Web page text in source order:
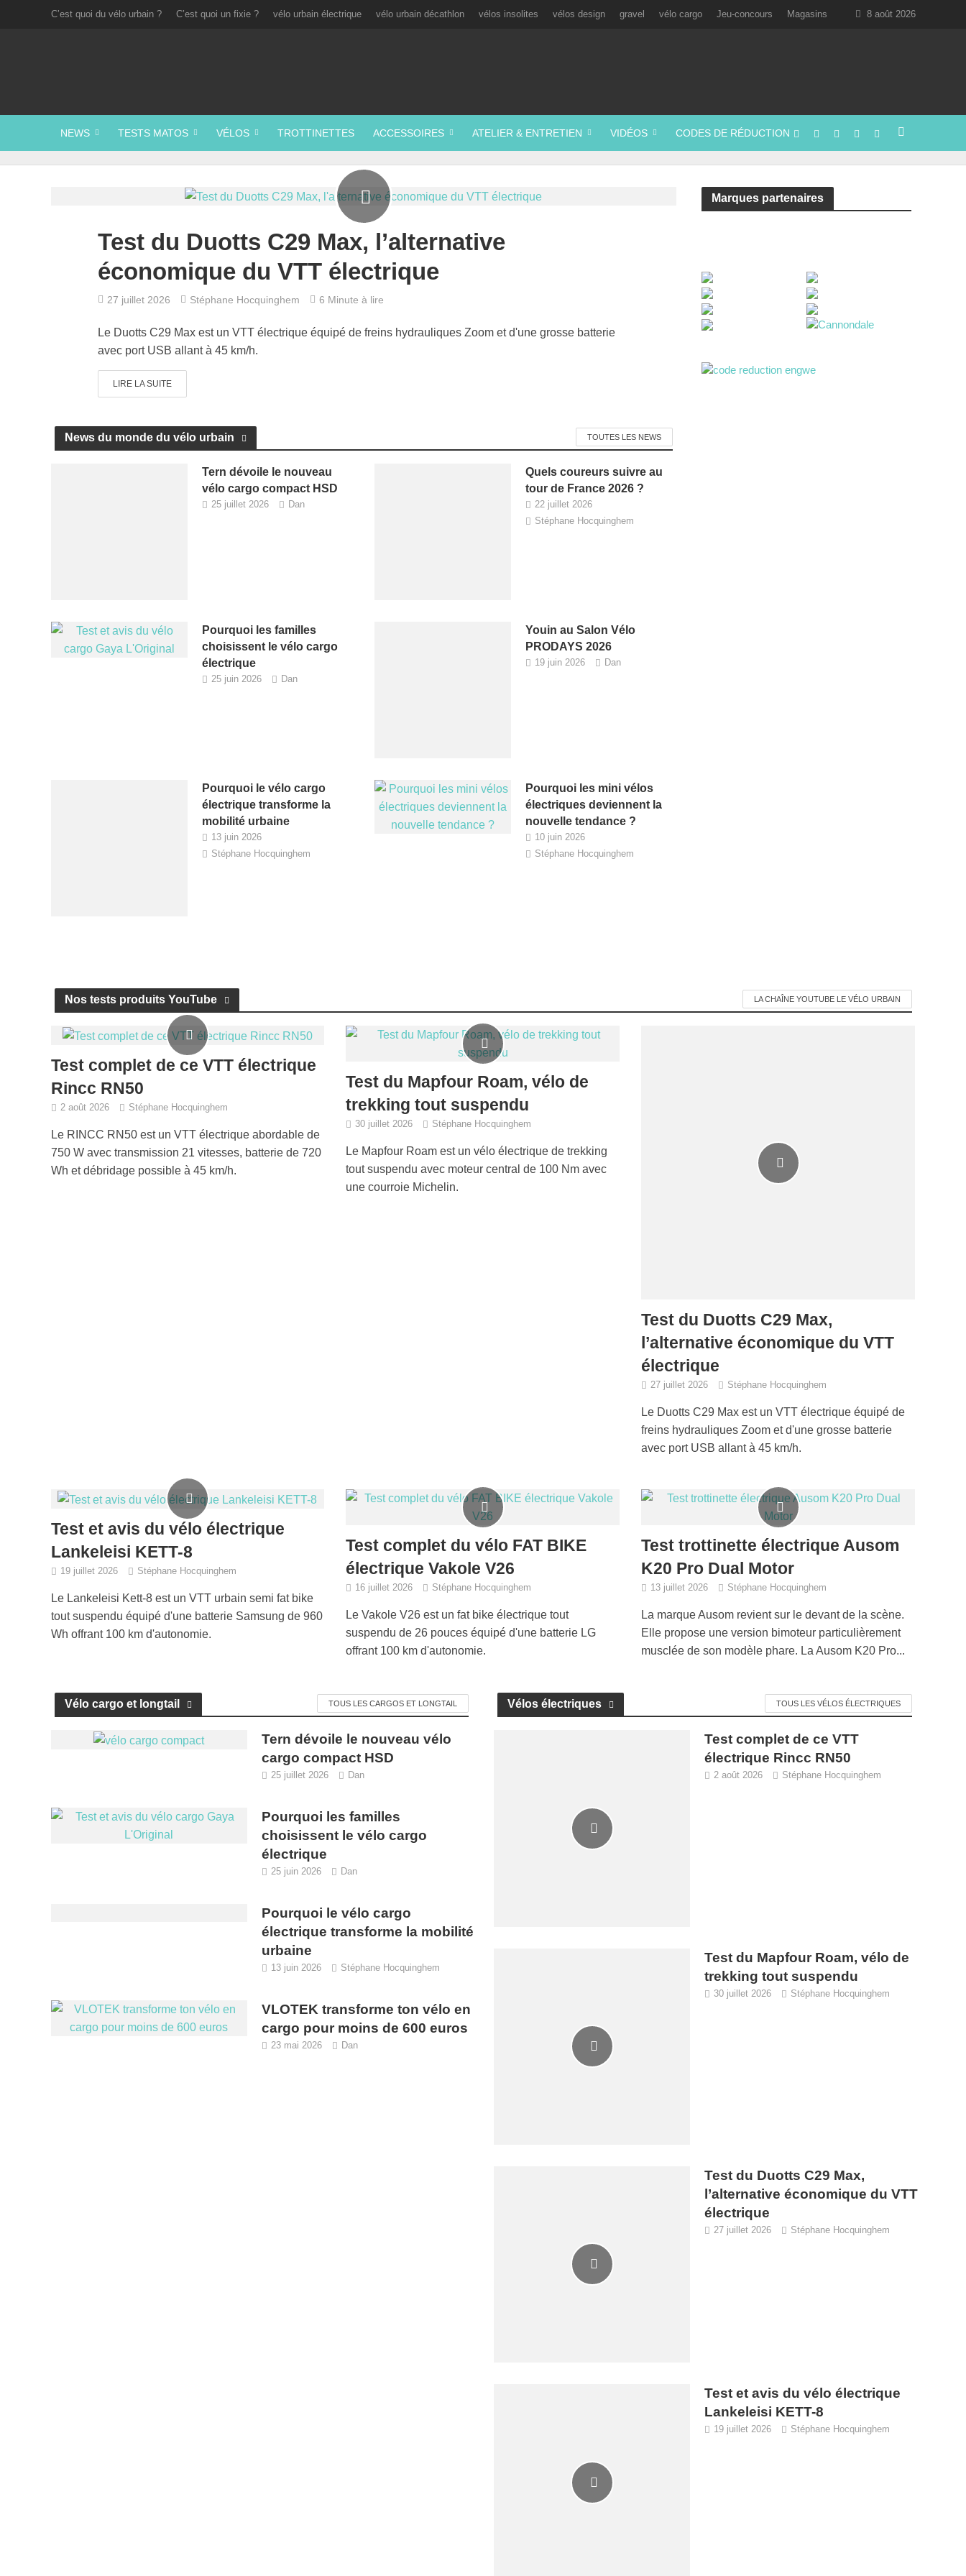
C’est quoi du vélo urbain ? C’est quoi un fixie ? vélo urbain électrique vélo urbain décathlon vélos insolites vélos design gravel vélo cargo Jeu-concours Magasins 8 août 2026
NEWS TESTS MATOS VÉLOS TROTTINETTES ACCESSOIRES ATELIER & ENTRETIEN VIDÉOS CODES DE RÉDUCTION
Test du Duotts C29 Max, l’alternative
économique du VTT électrique
27 juillet 2026 Stéphane Hocquinghem 6 Minute à lire
Le Duotts C29 Max est un VTT électrique équipé de freins hydrauliques Zoom et d'une grosse batterie
avec port USB allant à 45 km/h.
LIRE LA SUITE
News du monde du vélo urbain TOUTES LES NEWS
Tern dévoile le nouveau
vélo cargo compact HSD
25 juillet 2026 Dan
Quels coureurs suivre au
tour de France 2026 ?
22 juillet 2026
Stéphane Hocquinghem
Pourquoi les familles
choisissent le vélo cargo
électrique
25 juin 2026 Dan
Youin au Salon Vélo
PRODAYS 2026
19 juin 2026 Dan
Pourquoi le vélo cargo
électrique transforme la
mobilité urbaine
13 juin 2026
Stéphane Hocquinghem
Pourquoi les mini vélos
électriques deviennent la
nouvelle tendance ?
10 juin 2026
Stéphane Hocquinghem
Marques partenaires
Nos tests produits YouTube LA CHAÎNE YOUTUBE LE VÉLO URBAIN
Test complet de ce VTT électrique
Rincc RN50
2 août 2026 Stéphane Hocquinghem
Le RINCC RN50 est un VTT électrique abordable de
750 W avec transmission 21 vitesses, batterie de 720
Wh et débridage possible à 45 km/h.
Test du Mapfour Roam, vélo de
trekking tout suspendu
30 juillet 2026 Stéphane Hocquinghem
Le Mapfour Roam est un vélo électrique de trekking
tout suspendu avec moteur central de 100 Nm avec
une courroie Michelin.
Test du Duotts C29 Max,
l’alternative économique du VTT
électrique
27 juillet 2026 Stéphane Hocquinghem
Le Duotts C29 Max est un VTT électrique équipé de
freins hydrauliques Zoom et d'une grosse batterie
avec port USB allant à 45 km/h.
Test et avis du vélo électrique
Lankeleisi KETT-8
19 juillet 2026 Stéphane Hocquinghem
Le Lankeleisi Kett-8 est un VTT urbain semi fat bike
tout suspendu équipé d'une batterie Samsung de 960
Wh offrant 100 km d'autonomie.
Test complet du vélo FAT BIKE
électrique Vakole V26
16 juillet 2026 Stéphane Hocquinghem
Le Vakole V26 est un fat bike électrique tout
suspendu de 26 pouces équipé d'une batterie LG
offrant 100 km d'autonomie.
Test trottinette électrique Ausom
K20 Pro Dual Motor
13 juillet 2026 Stéphane Hocquinghem
La marque Ausom revient sur le devant de la scène.
Elle propose une version bimoteur particulièrement
musclée de son modèle phare. La Ausom K20 Pro...
Vélo cargo et longtail TOUS LES CARGOS ET LONGTAIL
Tern dévoile le nouveau vélo
cargo compact HSD
25 juillet 2026 Dan
Pourquoi les familles
choisissent le vélo cargo
électrique
25 juin 2026 Dan
Pourquoi le vélo cargo
électrique transforme la mobilité
urbaine
13 juin 2026 Stéphane Hocquinghem
VLOTEK transforme ton vélo en
cargo pour moins de 600 euros
23 mai 2026 Dan
Vélos électriques TOUS LES VÉLOS ÉLECTRIQUES
Test complet de ce VTT
électrique Rincc RN50
2 août 2026 Stéphane Hocquinghem
Test du Mapfour Roam, vélo de
trekking tout suspendu
30 juillet 2026 Stéphane Hocquinghem
Test du Duotts C29 Max,
l’alternative économique du VTT
électrique
27 juillet 2026 Stéphane Hocquinghem
Test et avis du vélo électrique
Lankeleisi KETT-8
19 juillet 2026 Stéphane Hocquinghem